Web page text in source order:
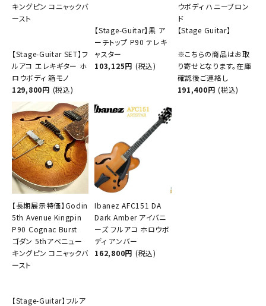
キングピン コニャックバ
ースト
【Stage-Guitar SET】フ
ルアコ エレキギター ホ
ロウボディ 箱モノ
129,800円 (税込)
【Stage-Guitar】黒 ア
ーチトップ P90 テレキ
ャスター
103,125円 (税込)
ウボディ ハニーブロン
ド
【Stage Guitar】
※こちらの商品はお取
り寄せとなります。在庫
確認後ご連絡し
191,400円 (税込)
【長期展示特価】Godin
5th Avenue Kingpin
P90 Cognac Burst
ゴダン 5thアベニュー
キングピン コニャックバ
ースト
【Stage-Guitar】フルア
Ibanez AFC151 DA
Dark Amber アイバニ
ーズ フルアコ ホロウボ
ディ アンバー
162,800円 (税込)